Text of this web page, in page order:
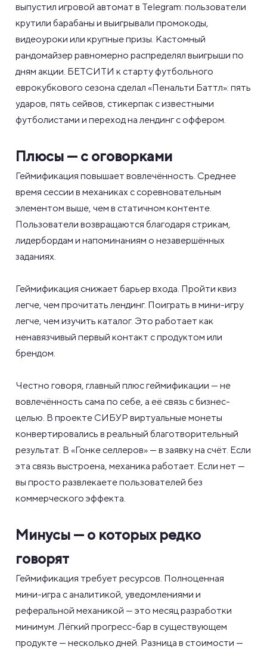
выпустил игровой автомат в Telegram: пользователи
крутили барабаны и выигрывали промокоды,
видеоуроки или крупные призы. Кастомный
рандомайзер равномерно распределял выигрыши по
дням акции. БЕТСИТИ к старту футбольного
еврокубкового сезона сделал «Пенальти Баттл»: пять
ударов, пять сейвов, стикерпак с известными
футболистами и переход на лендинг с оффером.
Плюсы — с оговорками
Геймификация повышает вовлечённость. Среднее
время сессии в механиках с соревновательным
элементом выше, чем в статичном контенте.
Пользователи возвращаются благодаря стрикам,
лидербордам и напоминаниям о незавершённых
заданиях.
Геймификация снижает барьер входа. Пройти квиз
легче, чем прочитать лендинг. Поиграть в мини-игру
легче, чем изучить каталог. Это работает как
ненавязчивый первый контакт с продуктом или
брендом.
Честно говоря, главный плюс геймификации — не
вовлечённость сама по себе, а её связь с бизнес-
целью. В проекте СИБУР виртуальные монеты
конвертировались в реальный благотворительный
результат. В «Гонке селлеров» — в заявку на счёт. Если
эта связь выстроена, механика работает. Если нет —
вы просто развлекаете пользователей без
коммерческого эффекта.
Минусы — о которых редко
говорят
Геймификация требует ресурсов. Полноценная
мини-игра с аналитикой, уведомлениями и
реферальной механикой — это месяц разработки
минимум. Лёгкий прогресс-бар в существующем
продукте — несколько дней. Разница в стоимости —